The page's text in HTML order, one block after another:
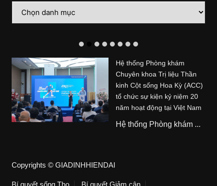
mục
Hệ thống Phòng khám
Chuyên khoa Trị liệu Thần
kinh Cột sống Hoa Kỳ (ACC)
tổ chức sự kiện kỷ niệm 20
năm hoạt động tại Việt Nam
Hệ thống Phòng khám ...
Copyrights © GIADINHHIENDAI
Bí quyết sống Thọ Bí quyết Giảm cân